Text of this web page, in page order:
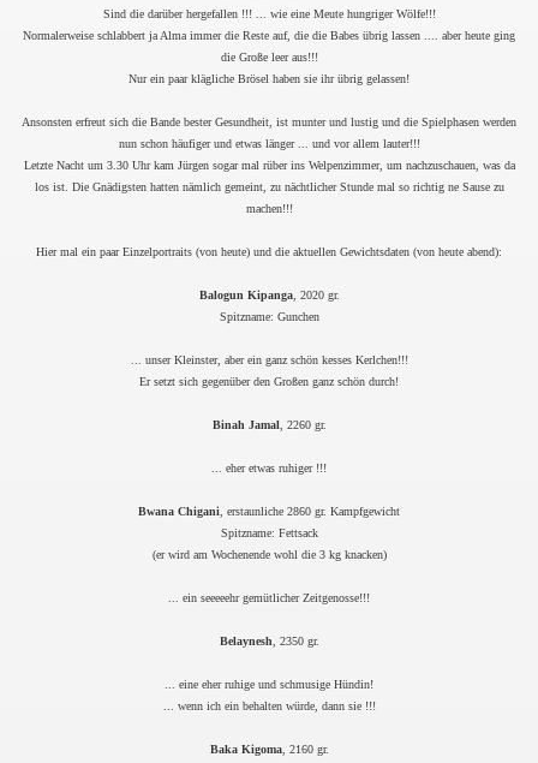
Sind die darüber hergefallen !!! ... wie eine Meute hungriger Wölfe!!!
Normalerweise schlabbert ja Alma immer die Reste auf, die die Babes übrig lassen .... aber heute ging
die Große leer aus!!!
Nur ein paar klägliche Brösel haben sie ihr übrig gelassen!
Ansonsten erfreut sich die Bande bester Gesundheit, ist munter und lustig und die Spielphasen werden
nun schon häufiger und etwas länger ... und vor allem lauter!!!
Letzte Nacht um 3.30 Uhr kam Jürgen sogar mal rüber ins Welpenzimmer, um nachzuschauen, was da
los ist. Die Gnädigsten hatten nämlich gemeint, zu nächtlicher Stunde mal so richtig ne Sause zu
machen!!!
Hier mal ein paar Einzelportraits (von heute) und die aktuellen Gewichtsdaten (von heute abend):
Balogun Kipanga, 2020 gr.
Spitzname: Gunchen
... unser Kleinster, aber ein ganz schön kesses Kerlchen!!!
Er setzt sich gegenüber den Großen ganz schön durch!
Binah Jamal , 2260 gr.
... eher etwas ruhiger !!!
Bwana Chigani , erstaunliche 2860 gr. Kampfgewicht
Spitzname: Fettsack
(er wird am Wochenende wohl die 3 kg knacken)
... ein seeeeehr gemütlicher Zeitgenosse!!!
Belaynesh , 2350 gr.
... eine eher ruhige und schmusige Hündin!
... wenn ich ein behalten würde, dann sie !!!
Baka Kigoma, 2160 gr.